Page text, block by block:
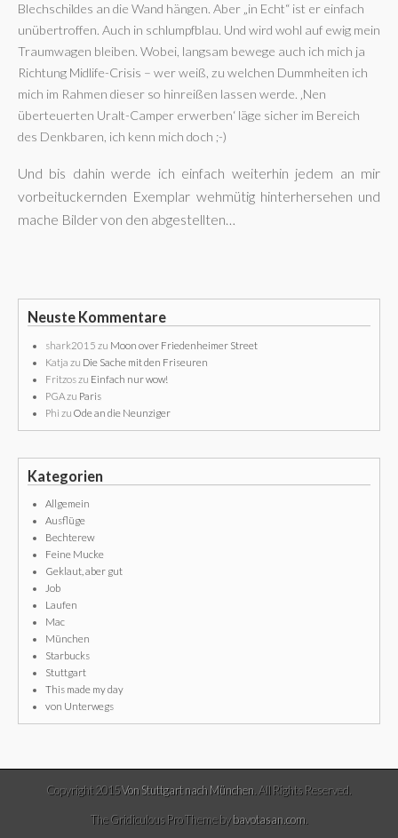
Blechschildes an die Wand hängen. Aber „in Echt“ ist er einfach
unübertroffen. Auch in schlumpfblau. Und wird wohl auf ewig mein
Traumwagen bleiben. Wobei, langsam bewege auch ich mich ja
Richtung Midlife-Crisis – wer weiß, zu welchen Dummheiten ich
mich im Rahmen dieser so hinreißen lassen werde. ‚Nen
überteuerten Uralt-Camper erwerben‘ läge sicher im Bereich
des Denkbaren, ich kenn mich doch ;-)
Und bis dahin werde ich einfach weiterhin jedem an mir
vorbeituckernden Exemplar wehmütig hinterhersehen und
mache Bilder von den abgestellten…
Neuste Kommentare
shark2015 zu Moon over Friedenheimer Street
Katja zu Die Sache mit den Friseuren
Fritzoszu Einfach nur wow!
PGAzu Paris
Phi zu Ode an die Neunziger
Kategorien
Allgemein
Ausflüge
Bechterew
Feine Mucke
Geklaut, aber gut
Job
Laufen
Mac
München
Starbucks
Stuttgart
This made my day
von Unterwegs
Copyright 2015Von Stuttgart nach München . All Rights Reserved.
The Gridiculous Pro Theme bybavotasan.com.